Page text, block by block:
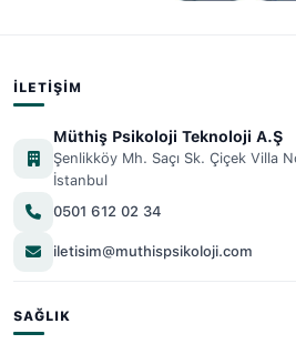
İLETIŞIM
Müthiş Psikoloji Teknoloji A.Ş
Şenlikköy Mh. Saçı Sk. Çiçek Villa
İstanbul
0501 612 02 34
iletisim@muthispsikoloji.com
SAĞLIK